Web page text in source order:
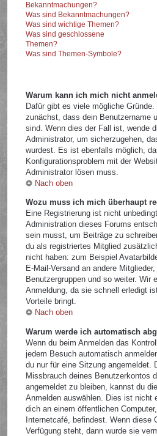
Bekanntmachungen?
Was sind Bekanntmachungen?
Was sind wichtige Themen?
Was sind geschlossene
Themen?
Was sind Themen-Symbole?
Warum kann ich mich nicht
Dafür gibt es viele mögliche
zunächst, dass dein Benutzername
sind. Wenn dies der Fall ist, wende
Administrator, um sicherzugehen,
wurdest. Es ist ebenfalls möglich,
Konfigurationsproblem mit der
Administrator lösen muss.
Nach oben
Wozu muss ich mich überhaupt
Eine Registrierung ist nicht
Administration dieses Forums
sein musst, um Beiträge zu
du als registriertes Mitglied
nicht haben: zum Beispiel
E-Mail-Versand an andere
Benutzergruppen und so weiter. Wir
Anmeldung, da sie schnell erledigt
Vorteile bringt.
Nach oben
Warum werde ich automatisch
Wenn du beim Anmelden das
jedem Besuch automatisch
du nur für eine Sitzung angemeldet.
Missbrauch deines Benutzerkontos
angemeldet zu bleiben, kannst du
Anmelden auswählen. Dies ist nicht
dich an einem öffentlichen
Internetcafé, befindest. Wenn diese
Verfügung steht, dann wurde sie